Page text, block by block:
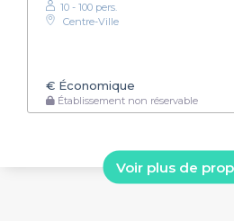
10 - 100 pers.
Centre-Ville
€ Économique
Établissement non réservable
Voir plus de